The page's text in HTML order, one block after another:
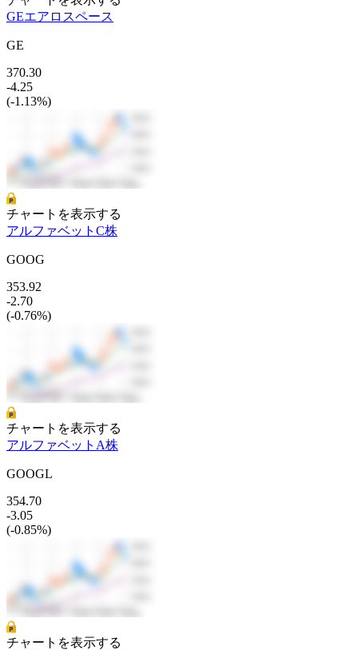
GEエアロスペース
GE
370.30
-4.25
(-1.13%)
チャートを表示する
アルファベットC株
GOOG
353.92
-2.70
(-0.76%)
チャートを表示する
アルファベットA株
GOOGL
354.70
-3.05
(-0.85%)
チャートを表示する